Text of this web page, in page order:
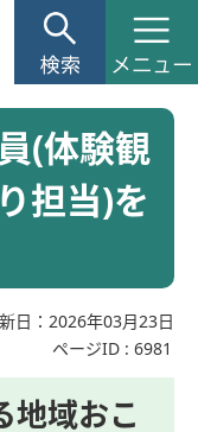
(体験観
担当)を
日：2026年03月23日
ページID : 6981
地域おこ